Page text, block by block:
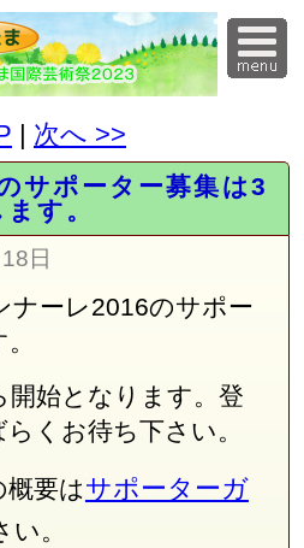
| 次へ >>
サポーター募集は3
す。
日
ナーレ2016のサポー
開始となります。登
くお待ち下さい。
要はサポーターガ
。